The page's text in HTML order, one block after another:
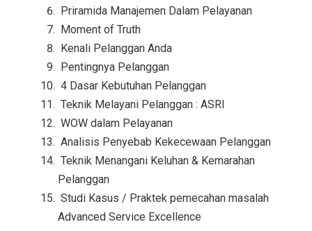
Priramida Manajemen Dalam Pelayanan
Moment of Truth
Kenali Pelanggan Anda
Pentingnya Pelanggan
4 Dasar Kebutuhan Pelanggan
Teknik Melayani Pelanggan : ASRI
WOW dalam Pelayanan
Analisis Penyebab Kekecewaan Pelanggan
Teknik Menangani Keluhan & Kemarahan
Pelanggan
Studi Kasus / Praktek pemecahan masalah
Advanced Service Excellence